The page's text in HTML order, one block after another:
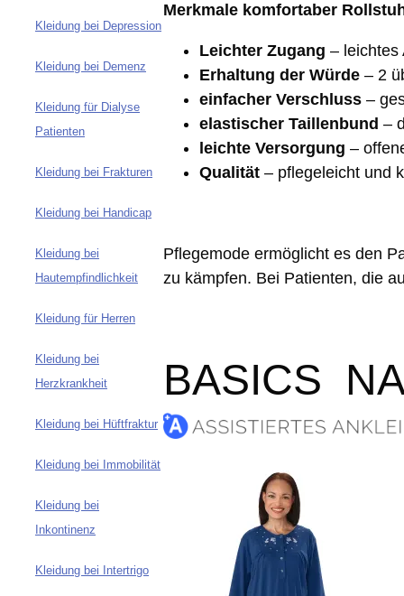
Kleidung bei Depression
Kleidung bei Demenz
Kleidung für Dialyse
Patienten
Kleidung bei Frakturen
Kleidung bei Handicap
Kleidung bei
Hautempfindlichkeit
Kleidung für Herren
Kleidung bei
Herzkrankheit
Kleidung bei Hüftfraktur
Kleidung bei Immobilität
Kleidung bei
Inkontinenz
Kleidung bei Intertrigo
Merkmale komfortaber
Leichter Zugang – leichtes
Erhaltung der Würde – 2
einfacher Verschluss –
elastischer Taillenbund –
leichte Versorgung –
Qualität – pflegeleicht und
Pflegemode ermöglicht es den
zu kämpfen. Bei Patienten, die
BASICS